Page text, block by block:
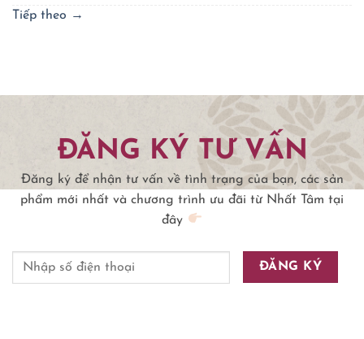
Tiếp theo →
ĐĂNG KÝ TƯ VẤN
Đăng ký để nhận tư vấn về tình trạng của bạn, các sản
phẩm mới nhất và chương trình ưu đãi từ Nhất Tâm tại
đây